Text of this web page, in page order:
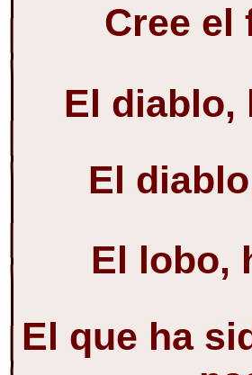
Cree el
El diablo,
El
El lobo,
El que ha